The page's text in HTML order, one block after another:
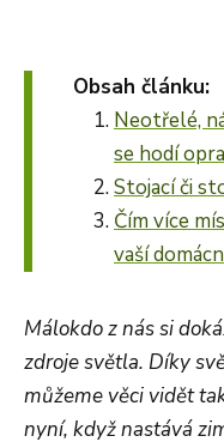
Obsah článku:
Neotřelé,
se hodí
Stojací či
Čím více
vaší
Málokdo z nás si
zdroje světla. Díky
můžeme věci vidět
nyní, když nastává